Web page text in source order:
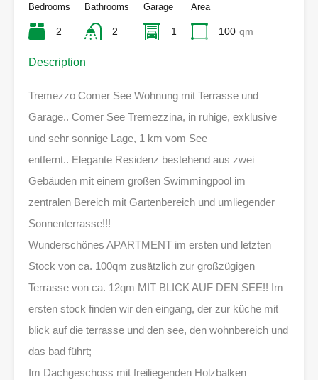
Bedrooms
2
Bathrooms
2
Garage
1
Area
100 qm
Description
Tremezzo Comer See Wohnung mit Terrasse und
Garage.. Comer See Tremezzina, in ruhige, exklusive
und sehr sonnige Lage, 1 km vom See
entfernt.. Elegante Residenz bestehend aus zwei
Gebäuden mit einem großen Swimmingpool im
zentralen Bereich mit Gartenbereich und umliegender
Sonnenterrasse!!!
Wunderschönes APARTMENT im ersten und letzten
Stock von ca. 100qm zusätzlich zur großzügigen
Terrasse von ca. 12qm MIT BLICK AUF DEN SEE!! Im
ersten stock finden wir den eingang, der zur küche mit
blick auf die terrasse und den see, den wohnbereich und
das bad führt;
Im Dachgeschoss mit freiliegenden Holzbalken